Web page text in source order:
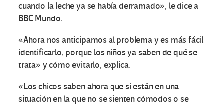
cuando la leche ya se había derramado», le dice a
BBC Mundo.
«Ahora nos anticipamos al problema y es más fácil
identificarlo, porque los niños ya saben de qué se
trata» y cómo evitarlo, explica.
«Los chicos saben ahora que si están en una
situación en la que no se sienten cómodos o se